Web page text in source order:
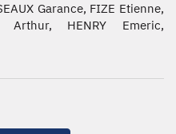
Garance, FIZE Etienne,
Arthur, HENRY Emeric,